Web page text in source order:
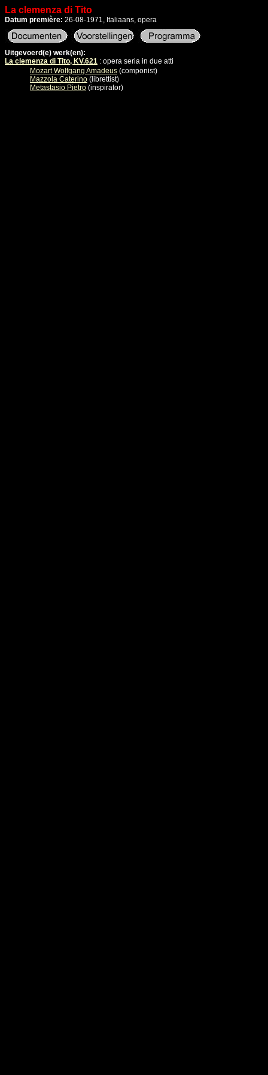
La clemenza di Tito
Datum première: 26-08-1971, Italiaans, opera
Uitgevoerd(e) werk(en):
La clemenza di Tito, KV.621 : opera seria in due atti
Mozart Wolfgang Amadeus (componist)
Mazzola Caterino (librettist)
Metastasio Pietro (inspirator)